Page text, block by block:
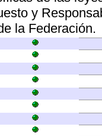
y
la Federación.